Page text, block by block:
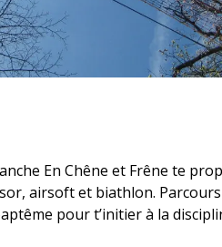
En Chêne et Frêne te
airsoft et biathlon.
pour t’initier à la